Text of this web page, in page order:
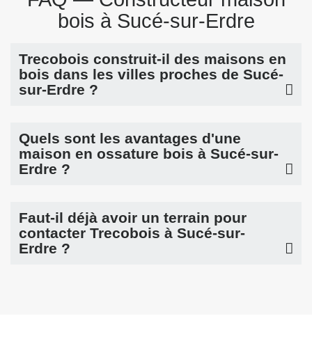
bois à Sucé-sur-Erdre
Trecobois construit-il des maisons en
bois dans les villes proches de Sucé-
sur-Erdre ?
Quels sont les avantages d'une
maison en ossature bois à Sucé-sur-
Erdre ?
Faut-il déjà avoir un terrain pour
contacter Trecobois à Sucé-sur-
Erdre ?